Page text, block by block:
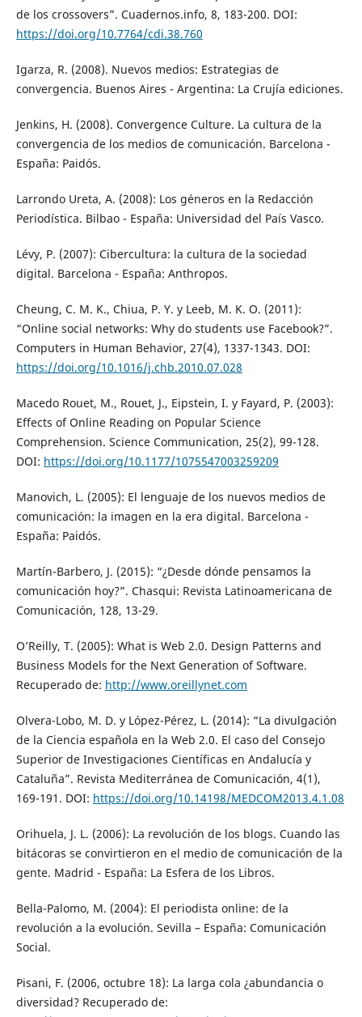
de los crossovers”. Cuadernos.info, 8, 183-200. DOI:
https://doi.org/10.7764/cdi.38.760
Igarza, R. (2008). Nuevos medios: Estrategias de
convergencia. Buenos Aires - Argentina: La Crujía ediciones.
Jenkins, H. (2008). Convergence Culture. La cultura de la
convergencia de los medios de comunicación. Barcelona -
España: Paidós.
Larrondo Ureta, A. (2008): Los géneros en la Redacción
Periodística. Bilbao - España: Universidad del País Vasco.
Lévy, P. (2007): Cibercultura: la cultura de la sociedad
digital. Barcelona - España: Anthropos.
Cheung, C. M. K., Chiua, P. Y. y Leeb, M. K. O. (2011):
“Online social networks: Why do students use Facebook?”.
Computers in Human Behavior, 27(4), 1337-1343. DOI:
https://doi.org/10.1016/j.chb.2010.07.028
Macedo Rouet, M., Rouet, J., Eipstein, I. y Fayard, P. (2003):
Effects of Online Reading on Popular Science
Comprehension. Science Communication, 25(2), 99-128.
DOI: https://doi.org/10.1177/1075547003259209
Manovich, L. (2005): El lenguaje de los nuevos medios de
comunicación: la imagen en la era digital. Barcelona -
España: Paidós.
Martín-Barbero, J. (2015): “¿Desde dónde pensamos la
comunicación hoy?”. Chasqui: Revista Latinoamericana de
Comunicación, 128, 13-29.
O’Reilly, T. (2005): What is Web 2.0. Design Patterns and
Business Models for the Next Generation of Software.
Recuperado de: http://www.oreillynet.com
Olvera-Lobo, M. D. y López-Pérez, L. (2014): “La divulgación
de la Ciencia española en la Web 2.0. El caso del Consejo
Superior de Investigaciones Científicas en Andalucía y
Cataluña”. Revista Mediterránea de Comunicación, 4(1),
169-191. DOI: https://doi.org/10.14198/MEDCOM2013.4.1.08
Orihuela, J. L. (2006): La revolución de los blogs. Cuando las
bitácoras se convirtieron en el medio de comunicación de la
gente. Madrid - España: La Esfera de los Libros.
Bella-Palomo, M. (2004): El periodista online: de la
revolución a la evolución. Sevilla – España: Comunicación
Social.
Pisani, F. (2006, octubre 18): La larga cola ¿abundancia o
diversidad? Recuperado de: